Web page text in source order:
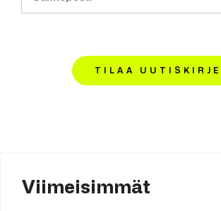
TILAA UUTISKIRJE
Viimeisimmät